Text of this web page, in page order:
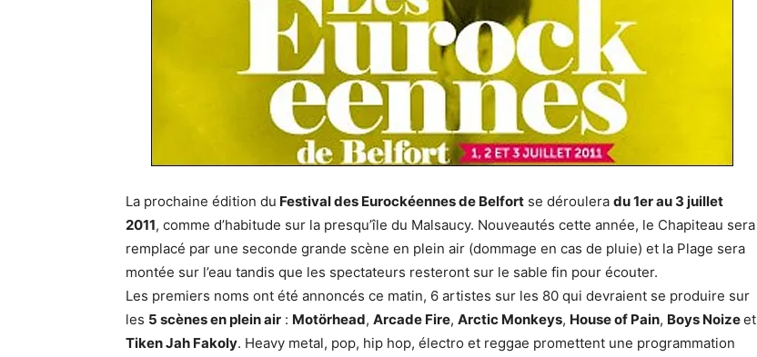
La prochaine édition du Festival des Eurockéennes de Belfort se déroulera du 1er au 3 juillet
2011, comme d’habitude sur la presqu’île du Malsaucy. Nouveautés cette année, le Chapiteau sera
remplacé par une seconde grande scène en plein air (dommage en cas de pluie) et la Plage sera
montée sur l’eau tandis que les spectateurs resteront sur le sable fin pour écouter.
Les premiers noms ont été annoncés ce matin, 6 artistes sur les 80 qui devraient se produire sur
les 5 scènes en plein air : Motörhead, Arcade Fire, Arctic Monkeys, House of Pain, Boys Noizeet
Tiken Jah Fakoly. Heavy metal, pop, hip hop, électro et reggae promettent une programmation